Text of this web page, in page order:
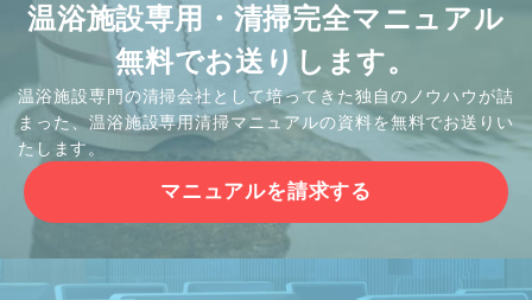
温浴施設専用・清掃完全マニュアル
無料でお送りします。
温浴施設専門の清掃会社として培ってきた独自のノウハウが詰
まった、温浴施設専用清掃マニュアルの資料を無料でお送りい
たします。
マニュアルを請求する